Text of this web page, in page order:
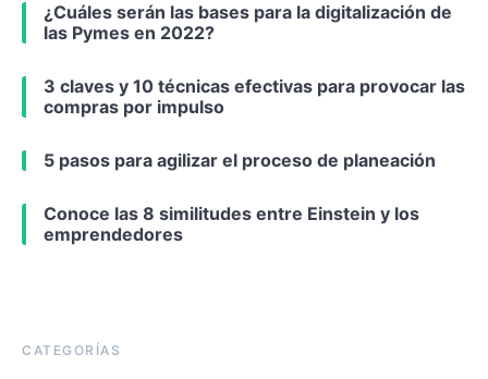
¿Cuáles serán las bases para la digitalización de
las Pymes en 2022?
3 claves y 10 técnicas efectivas para provocar las
compras por impulso
5 pasos para agilizar el proceso de planeación
Conoce las 8 similitudes entre Einstein y los
emprendedores
CATEGORÍAS